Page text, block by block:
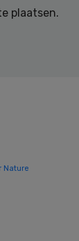
plaatsen.
Nature